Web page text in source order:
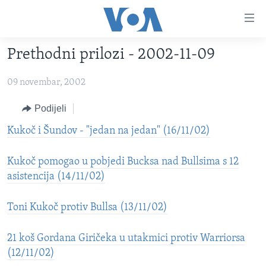
glavni
Pređi
navigaciju
na
pretragu
VIDEO
FOTOGRAFIJE DANA
VIJESTI
BOSNA I HERCEGOVINA
SPECIJALNI PROJEKTI
SLOBODA MEDIJA
ŽENSKA STRANA
IZBJEGLIČKA STRANA
Prethodni prilozi - 2002-11-09
09 novembar, 2002
Podijeli
Kukoč i Šundov - "jedan na jedan" (16/11/02)
Kukoč pomogao u pobjedi Bucksa nad Bullsima s 12
asistencija (14/11/02)
Toni Kukoč protiv Bullsa (13/11/02)
21 koš Gordana Giričeka u utakmici protiv Warriorsa
(12/11/02)